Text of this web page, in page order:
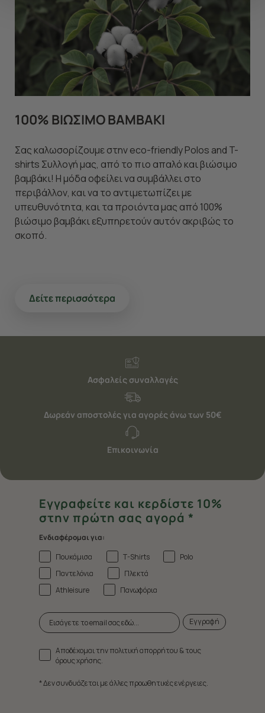
να ανακαλέσετε τη συγκατάθεσή σας επιλέξτε το
"Ρυθμίσεις Cookies " ανά πάσα στιγμή με ισχύ για το
μέλλον. Εάν επιθυμείτε να μάθετε περισσότερα
σχετικά με τα cookies, επισκεφθείτε οποιαδήποτε στιγμή
τη σελίδα
Πολιτική cookies (link)
100% ΒΙΩΣΙΜΟ ΒΑΜΒΑΚΙ
Σας καλωσορίζουμε στην eco-friendly Polos and T-
shirts Συλλογή μας, από το πιο απαλό και βιώσιμο
βαμβάκι! Η μόδα οφείλει να συμβάλλει στο
περιβάλλον, και να το αντιμετωπίζει με
υπευθυνότητα, και τα προιόντα μας από 100%
βιώσιμο βαμβάκι εξυπηρετούν αυτόν ακριβώς το
σκοπό.
Δείτε περισσότερα
Ασφαλείς συναλλαγές
Δωρεάν αποστολές για αγορές άνω των 50€
Επικοινωνία
Εγγραφείτε και κερδίστε 10%
στην πρώτη σας αγορά *
Ενδιαφέρομαι για:
Πουκάμισα
T-Shirts
Polo
Παντελόνια
Πλεκτά
Athleisure
Πανωφόρια
Εγγραφή
Αποδέχομαι την πολιτική απορρήτου & τους
όρους χρήσης.
* Δεν συνδυάζεται με άλλες προωθητικές ενέργειες.